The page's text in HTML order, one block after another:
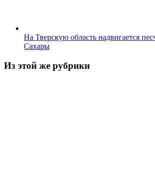
На Тверскую область надвигается
Сахары
Из этой же рубрики